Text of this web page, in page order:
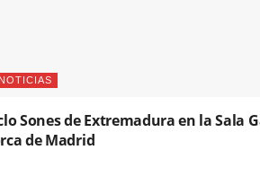
NOTICIAS
Sones de Extremadura en la Sala
de Madrid